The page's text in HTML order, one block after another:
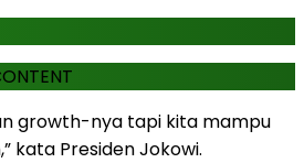
growth-nya tapi kita mampu
kata Presiden Jokowi.